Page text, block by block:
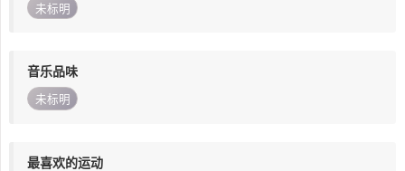
未标明
音乐品味
未标明
最喜欢的运动